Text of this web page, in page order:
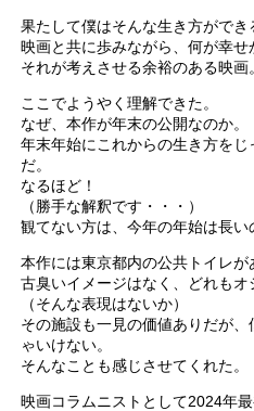
果たして僕はそんな生き方ができ
映画と共に歩みながら、何が幸せ
それが考えさせる余裕のある映画
ここでようやく理解できた。
なぜ、本作が年末の公開なのか。
年末年始にこれからの生き方を
だ。
なるほど！
（勝手な解釈です・・・）
観てない方は、今年の年始は長い
本作には東京都内の公共トイレが
古臭いイメージはなく、どれもオ
（そんな表現はないか）
その施設も一見の価値ありだが
ゃいけない。
そんなことも感じさせてくれた。
映画コラムニストとして2024年最